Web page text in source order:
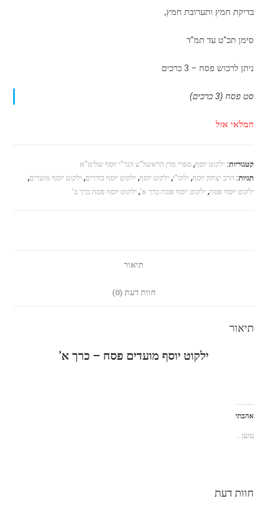
בדיקת חמץ ותערובת חמץ,
סימן תכ"ט עד תמ"ד
ניתן לרכוש פסח – 3 כרכים
סט פסח (3 כרכים)
המלאי אזל
קטגוריות:ילקוט יוסף,ספרי מרן הראשל"צ הגר"י יוסף שליט"א
תגיות:הרב יצחק יוסף,ילקו"י,ילקוט יוסף,ילקוט יוסף בודדים,ילקוט יוסף מועדים,
ילקוט יוסף פסח,ילקוט יוסף פסח כרך א',ילקוט יוסף פסח כרך ב'
תיאור
חוות דעת (0)
תיאור
ילקוט יוסף מועדים פסח – כרך א'
אהבתי
טוען...
חוות דעת